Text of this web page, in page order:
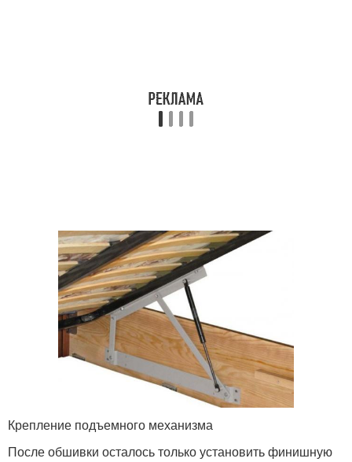
Крепление подъемного механизма
После обшивки осталось только установить финишную